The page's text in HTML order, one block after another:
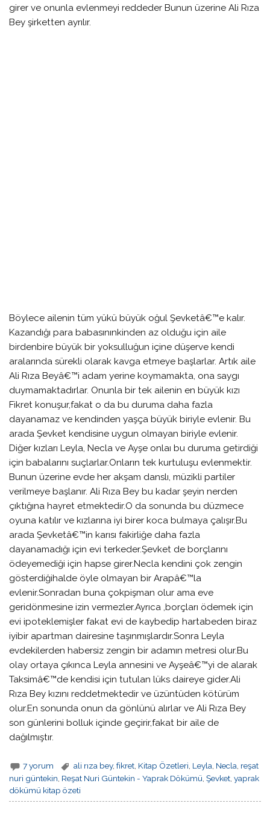
girer ve onunla evlenmeyi reddeder Bunun üzerine Ali Rıza
Bey şirketten ayrılır.
Böylece ailenin tüm yükü büyük oğul Şevketâ€™e kalır.
Kazandığı para babasınınkinden az olduğu için aile
birdenbire büyük bir yoksulluğun içine düşerve kendi
aralarında sürekli olarak kavga etmeye başlarlar. Artık aile
Ali Rıza Beyâ€™i adam yerine koymamakta, ona saygı
duymamaktadırlar. Onunla bir tek ailenin en büyük kızı
Fikret konuşur,fakat o da bu duruma daha fazla
dayanamaz ve kendinden yaşça büyük biriyle evlenir. Bu
arada Şevket kendisine uygun olmayan biriyle evlenir.
Diğer kızları Leyla, Necla ve Ayşe onlaı bu duruma getirdiği
için babalarını suçlarlar.Onların tek kurtuluşu evlenmektir.
Bunun üzerine evde her akşam danslı, müzikli partiler
verilmeye başlanır. Ali Rıza Bey bu kadar şeyin nerden
çıktığına hayret etmektedir.O da sonunda bu düzmece
oyuna katılır ve kızlarına iyi birer koca bulmaya çalışır.Bu
arada Şevketâ€™in karısı fakirliğe daha fazla
dayanamadığı için evi terkeder.Şevket de borçlarını
ödeyemediği için hapse girer.Necla kendini çok zengin
gösterdiğihalde öyle olmayan bir Arapâ€™la
evlenir.Sonradan buna çokpişman olur ama eve
geridönmesine izin vermezler.Ayrıca ,borçları ödemek için
evi ipoteklemişler fakat evi de kaybedip hartabeden biraz
iyibir apartman dairesine taşınmışlardır.Sonra Leyla
evdekilerden habersiz zengin bir adamın metresi olur.Bu
olay ortaya çıkınca Leyla annesini ve Ayşeâ€™yi de alarak
Taksimâ€™de kendisi için tutulan lüks daireye gider.Ali
Rıza Bey kızını reddetmektedir ve üzüntüden kötürüm
olur.En sonunda onun da gönlünü alırlar ve Ali Rıza Bey
son günlerini bolluk içinde geçirir,fakat bir aile de
dağılmıştır.
7 yorum ali rıza bey,fikret Kitap Özetleri Leyla Necla reşat
nuri güntekin, Reşat Nuri Güntekin - Yaprak Dökümü,Şevket,yaprak
dökümü kitap özeti